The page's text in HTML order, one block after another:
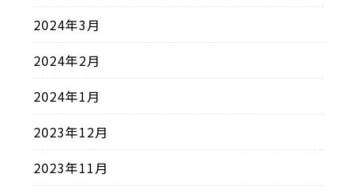
2024年3月
2024年2月
2024年1月
2023年12月
2023年11月